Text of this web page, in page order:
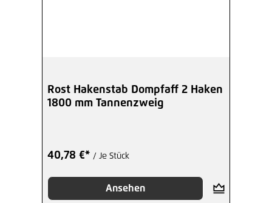
Rost Hakenstab Dompfaff 2 Haken
1800 mm Tannenzweig
40,78 €* / Je Stück
Ansehen